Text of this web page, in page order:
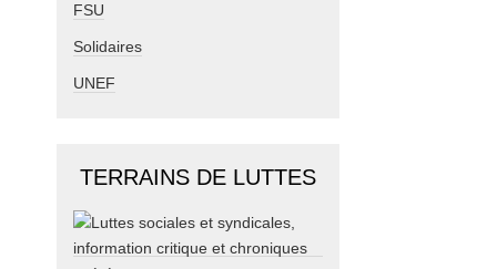
FSU
Solidaires
UNEF
TERRAINS DE LUTTES